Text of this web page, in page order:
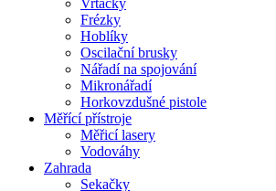
Vrtačky
Frézky
Hoblíky
Oscilační brusky
Nářadí na spojování
Mikronářadí
Horkovzdušné pistole
Měřící přístroje
Měřicí lasery
Vodováhy
Zahrada
Sekačky